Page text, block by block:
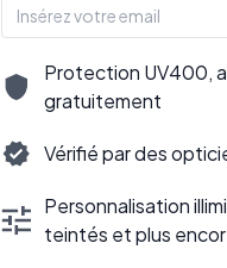
Protection UV400,
gratuitement
Vérifié par des
Personnalisation
teintés et plus